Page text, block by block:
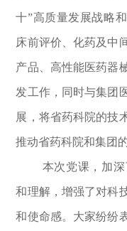
十”高质量发展战略
床前评价、化药及中
产品、高性能医药器
发工作，同时与集团
展，将省药科院的技
推动省药科院和集团
本次党课，加
和理解，增强了对科
和使命感。大家纷纷